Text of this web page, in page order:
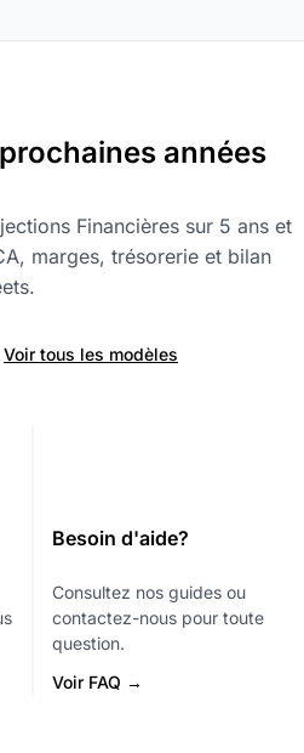
années
Financières sur 5 ans et
marges, trésorerie et bilan
Voir tous les modèles
Besoin d'aide?
Consultez nos guides ou
contactez-nous pour toute
question.
Voir FAQ →